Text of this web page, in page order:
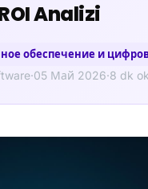
Analizi
обеспечение и
·05 Май 2026·8 dk